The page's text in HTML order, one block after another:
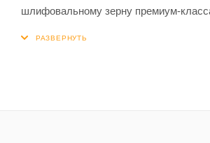
шлифовальному зерну премиум-